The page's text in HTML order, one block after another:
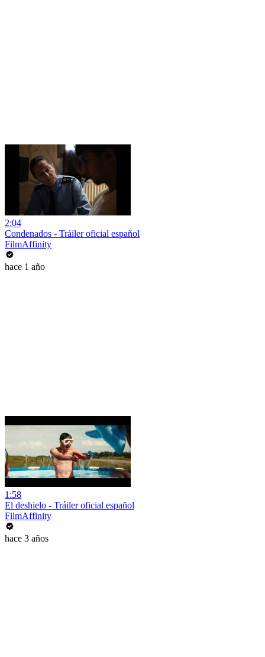
2:04
Condenados - Tráiler oficial español
FilmAffinity
hace 1 año
1:58
El deshielo - Tráiler oficial español
FilmAffinity
hace 3 años